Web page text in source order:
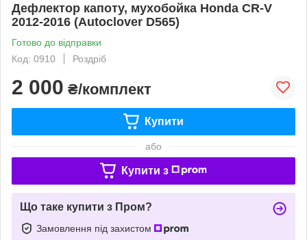
Дефлектор капоту, мухобойка Honda CR-V
2012-2016 (Autoclover D565)
Готово до відправки
Код: 0910
Роздріб
2 000 ₴/комплект
Купити
або
Купити з
Що таке купити з Пром?
Замовлення під захистом